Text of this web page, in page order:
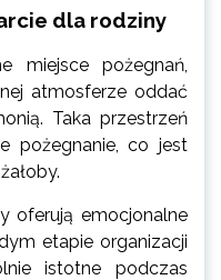
dla rodziny
miejsce pożegnań,
atmosferze oddać
Taka przestrzeń
pożegnanie, co jest
oferują emocjonalne
etapie organizacji
istotne podczas